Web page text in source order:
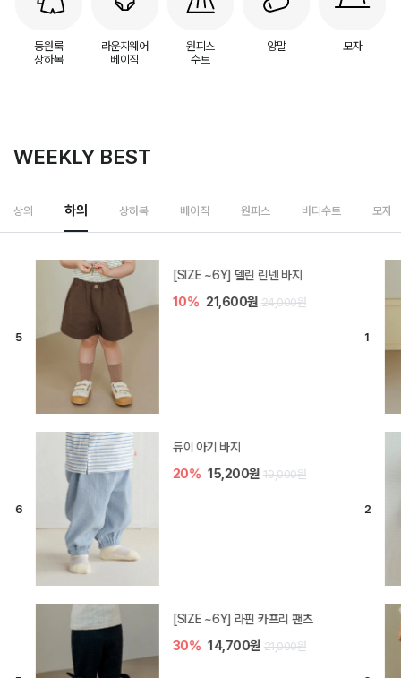
등원룩
상하복
라운지웨어
베이직
원피스
수트
양말 모자
WEEKLY BEST
상의 하의 상하복 베이직 원피스 바디수트 모자
[SIZE ~6Y] 델린 린넨 바지
10% 21,600원 24,000원
듀이 아기 바지
20% 15,200원 19,000원
[SIZE ~6Y] 라핀 카프리 팬츠
30% 14,700원 21,000원